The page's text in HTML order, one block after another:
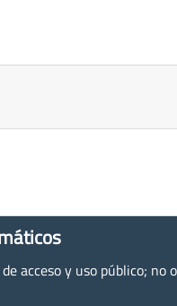
acceso y uso público;